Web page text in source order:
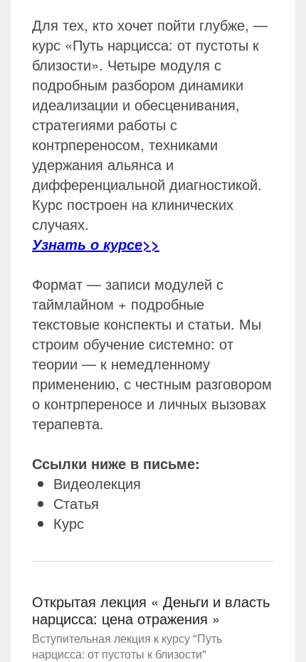
Для тех, кто хочет пойти глубже, —
курс «Путь нарцисса: от пустоты к
близости». Четыре модуля с
подробным разбором динамики
идеализации и обесценивания,
стратегиями работы с
контрпереносом, техниками
удержания альянса и
дифференциальной диагностикой.
Курс построен на клинических
случаях.
Узнать о курсе>>
Формат — записи модулей с
таймлайном + подробные
текстовые конспекты и статьи. Мы
строим обучение системно: от
теории — к немедленному
применению, с честным разговором
о контрпереносе и личных вызовах
терапевта.
Ссылки ниже в письме:
Видеолекция
Статья
Курс
Открытая лекция « Деньги и власть
нарцисса: цена отражения »
Вступительная лекция к курсу "Путь
нарцисса: от пустоты к близости"